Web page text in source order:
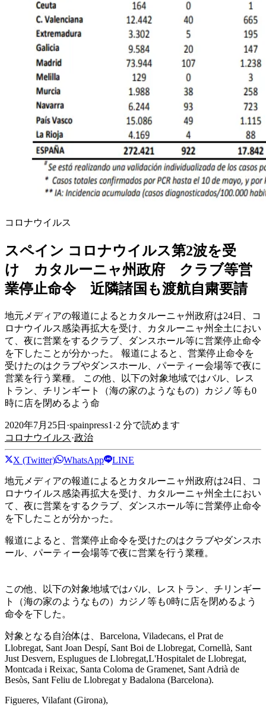
コロナウイルス
スペイン コロナウイルス第2波を受
け カタルーニャ州政府 クラブ等営
業停止命令 近隣諸国も渡航自粛要請
地元メディアの報道によるとカタルーニャ州政府は24日、コ
ロナウイルス感染再拡大を受け、カタルーニャ州全土におい
て、夜に営業をするクラブ、ダンスホール等に営業停止命令
を下したことが分かった。 報道によると、営業停止命令を
受けたのはクラブやダンスホール、パーティー会場等で夜に
営業を行う業種。 この他、以下の対象地域ではバル、レス
トラン、チリンギート（海の家のようなもの）カジノ等も0
時に店を閉めるよう命
2020年7月25日 ·spainpress1 ·2 分で読めます
コロナウイルス·政治
X (Twitter) WhatsApp LINE
地元メディアの報道によるとカタルーニャ州政府は24日、コ
ロナウイルス感染再拡大を受け、カタルーニャ州全土におい
て、夜に営業をするクラブ、ダンスホール等に営業停止命令
を下したことが分かった。
報道によると、営業停止命令を受けたのはクラブやダンスホ
ール、パーティー会場等で夜に営業を行う業種。
この他、以下の対象地域ではバル、レストラン、チリンギー
ト（海の家のようなもの）カジノ等も0時に店を閉めるよう
命令を下した。
対象となる自治体は、Barcelona, Viladecans, el Prat de
Llobregat, Sant Joan Despí, Sant Boi de Llobregat, Cornellà, Sant
Just Desvern, Esplugues de Llobregat,L'Hospitalet de Llobregat,
Montcada i Reixac, Santa Coloma de Gramenet, Sant Adrià de
Besòs, Sant Feliu de Llobregat y Badalona (Barcelona).
Figueres, Vilafant (Girona),